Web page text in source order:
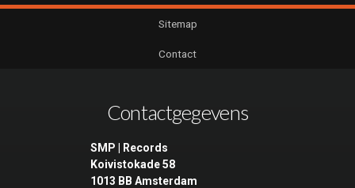
Sitemap
Contact
Contactgegevens
SMP | Records
Koivistokade 58
1013 BB Amsterdam